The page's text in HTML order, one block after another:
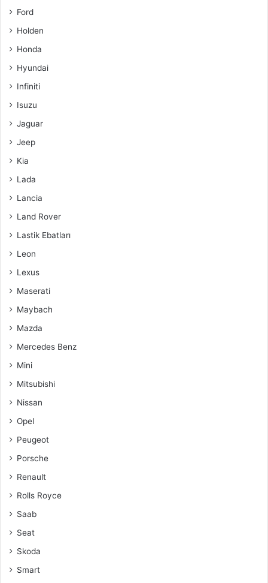
Ford
Holden
Honda
Hyundai
Infiniti
Isuzu
Jaguar
Jeep
Kia
Lada
Lancia
Land Rover
Lastik Ebatları
Leon
Lexus
Maserati
Maybach
Mazda
Mercedes Benz
Mini
Mitsubishi
Nissan
Opel
Peugeot
Porsche
Renault
Rolls Royce
Saab
Seat
Skoda
Smart